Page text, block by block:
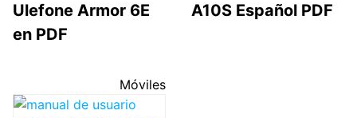
Ulefone Armor 6E
en PDF
A10S Español PDF
Móviles